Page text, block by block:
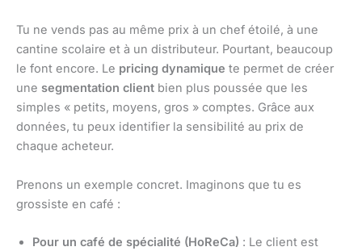
Tu ne vends pas au même prix à un chef étoilé, à une
cantine scolaire et à un distributeur. Pourtant, beaucoup
le font encore. Le pricing dynamique te permet de créer
une segmentation client bien plus poussée que les
simples « petits, moyens, gros » comptes. Grâce aux
données, tu peux identifier la sensibilité au prix de
chaque acheteur.
Prenons un exemple concret. Imaginons que tu es
grossiste en café :
Pour un café de spécialité (HoReCa) : Le client est